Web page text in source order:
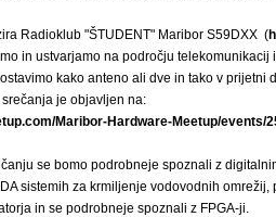
Radioklub "ŠTUDENT" Maribor S59DXX (
in ustvarjamo na področju
kako anteno ali dve in tako v
srečanja je objavljen na:
Maribor-Hardware-Meetup/events/
se bomo podrobneje spoznali z
sistemih za krmiljenje vodovodnih
in se podrobneje spoznali z FPGA-ji.